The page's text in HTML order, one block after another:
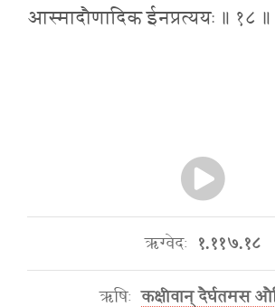
आस्मादौणादिक ईनप्रत्ययः ॥ १८ ॥
ऋग्वेदः १.११७.१८
ऋषिः कक्षीवान् दैर्घतमस